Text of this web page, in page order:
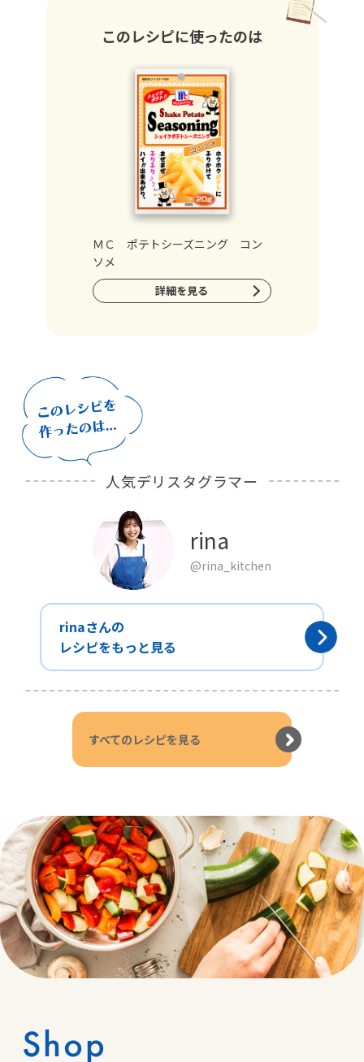
このレシピに使ったのは
ＭＣ ポテトシーズニング コン
ソメ
詳細を見る
人気デリスタグラマー
rina
@rina_kitchen
rinaさんの
レシピをもっと見る
すべてのレシピを見る
Shop